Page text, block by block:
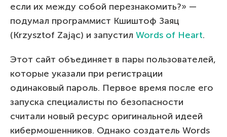
если их между собой перезнакомить?» —
подумал программист Кшиштоф Заяц
(Krzysztof Zając) и запустил Words of Heart.
Этот сайт объединяет в пары пользователей,
которые указали при регистрации
одинаковый пароль. Первое время после его
запуска специалисты по безопасности
считали новый ресурс оригинальной идеей
кибермошенников. Однако создатель Words